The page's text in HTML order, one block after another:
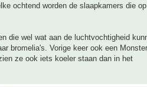
ochtend worden de slaapkamers die
die wel wat aan de luchtvochtigheid
bromelia's. Vorige keer ook een
ze ook iets koeler staan dan in het